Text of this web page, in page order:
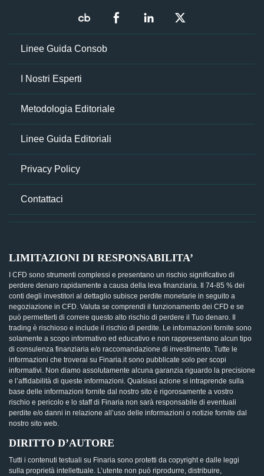
Linee Guida Consob
I Nostri Esperti
Metodologia Editoriale
Linee Guida Editoriali
Privacy Policy
Contattaci
LIMITAZIONI DI RESPONSABILITA’
I CFD sono strumenti complessi e presentano un rischio significativo di
perdere denaro rapidamente a causa della leva finanziaria. Il 74-85 % dei
conti degli investitori al dettaglio subisce perdite monetarie in seguito a
negoziazione in CFD. Valuta se comprendi il funzionamento dei CFD e se
può permetterti di correre questo alto rischio di perdere il Tuo denaro. Il
trading è rischioso e include il rischio di perdite. Le informazioni fornite sono
solamente a scopo informativo ed educativo e non rappresentano alcun tipo
di consulenza finanziaria e/o raccomandazione di investimento. Tutte le
informazioni che troverai su Finaria.it sono pubblicate solo per scopi
informativi. Non diamo assolutamente alcuna garanzia riguardo la precisione
e l’affidabilità di queste informazioni. Qualsiasi azione si intraprende sulla
base delle informazioni fornite dal nostro sito è rigorosamente a vostro
rischio e pericolo e lo staff di Finaria non sarà responsabile di eventuali
perdite e/o danni in relazione all’uso delle informazioni o notizie fornite dal
nostro sito web.
DIRITTO D’AUTORE
Tutti i contenuti testuali su Finaria sono protetti da copyright e dalle leggi
sulla proprietà intellettuale. L’utente non può riprodurre, distribuire,